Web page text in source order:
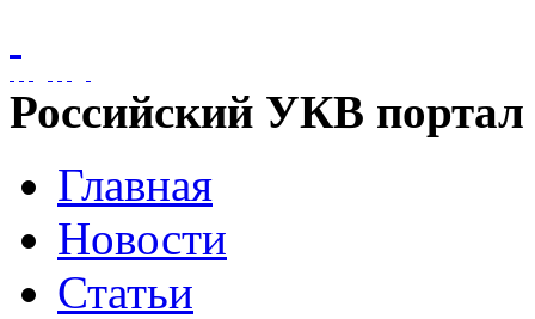
Российский УКВ портал
Главная
Новости
Статьи